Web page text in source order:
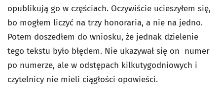
opublikują go w częściach. Oczywiście ucieszyłem się,
bo mogłem liczyć na trzy honoraria, a nie na jedno.
Potem doszedłem do wniosku, że jednak dzielenie
tego tekstu było błędem. Nie ukazywał się on numer
po numerze, ale w odstępach kilkutygodniowych i
czytelnicy nie mieli ciągłości opowieści.